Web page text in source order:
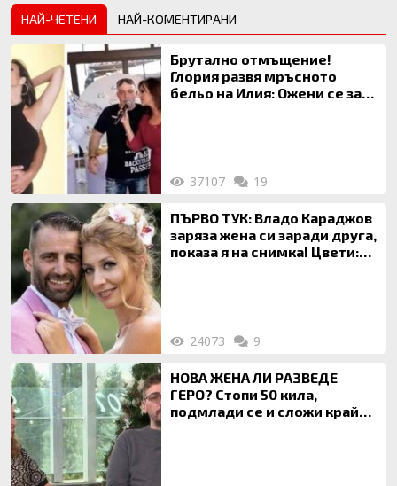
НАЙ-ЧЕТЕНИ НАЙ-КОМЕНТИРАНИ
Брутално отмъщение!
Глория развя мръсното
бельо на Илия: Ожени се за
37107 19
ПЪРВО ТУК: Владо Караджов
заряза жена си заради друга,
показа я на снимка! Цвети:
24073 9
НОВА ЖЕНА ЛИ РАЗВЕДЕ
ГЕРО? Стопи 50 кила,
подмлади се и сложи край